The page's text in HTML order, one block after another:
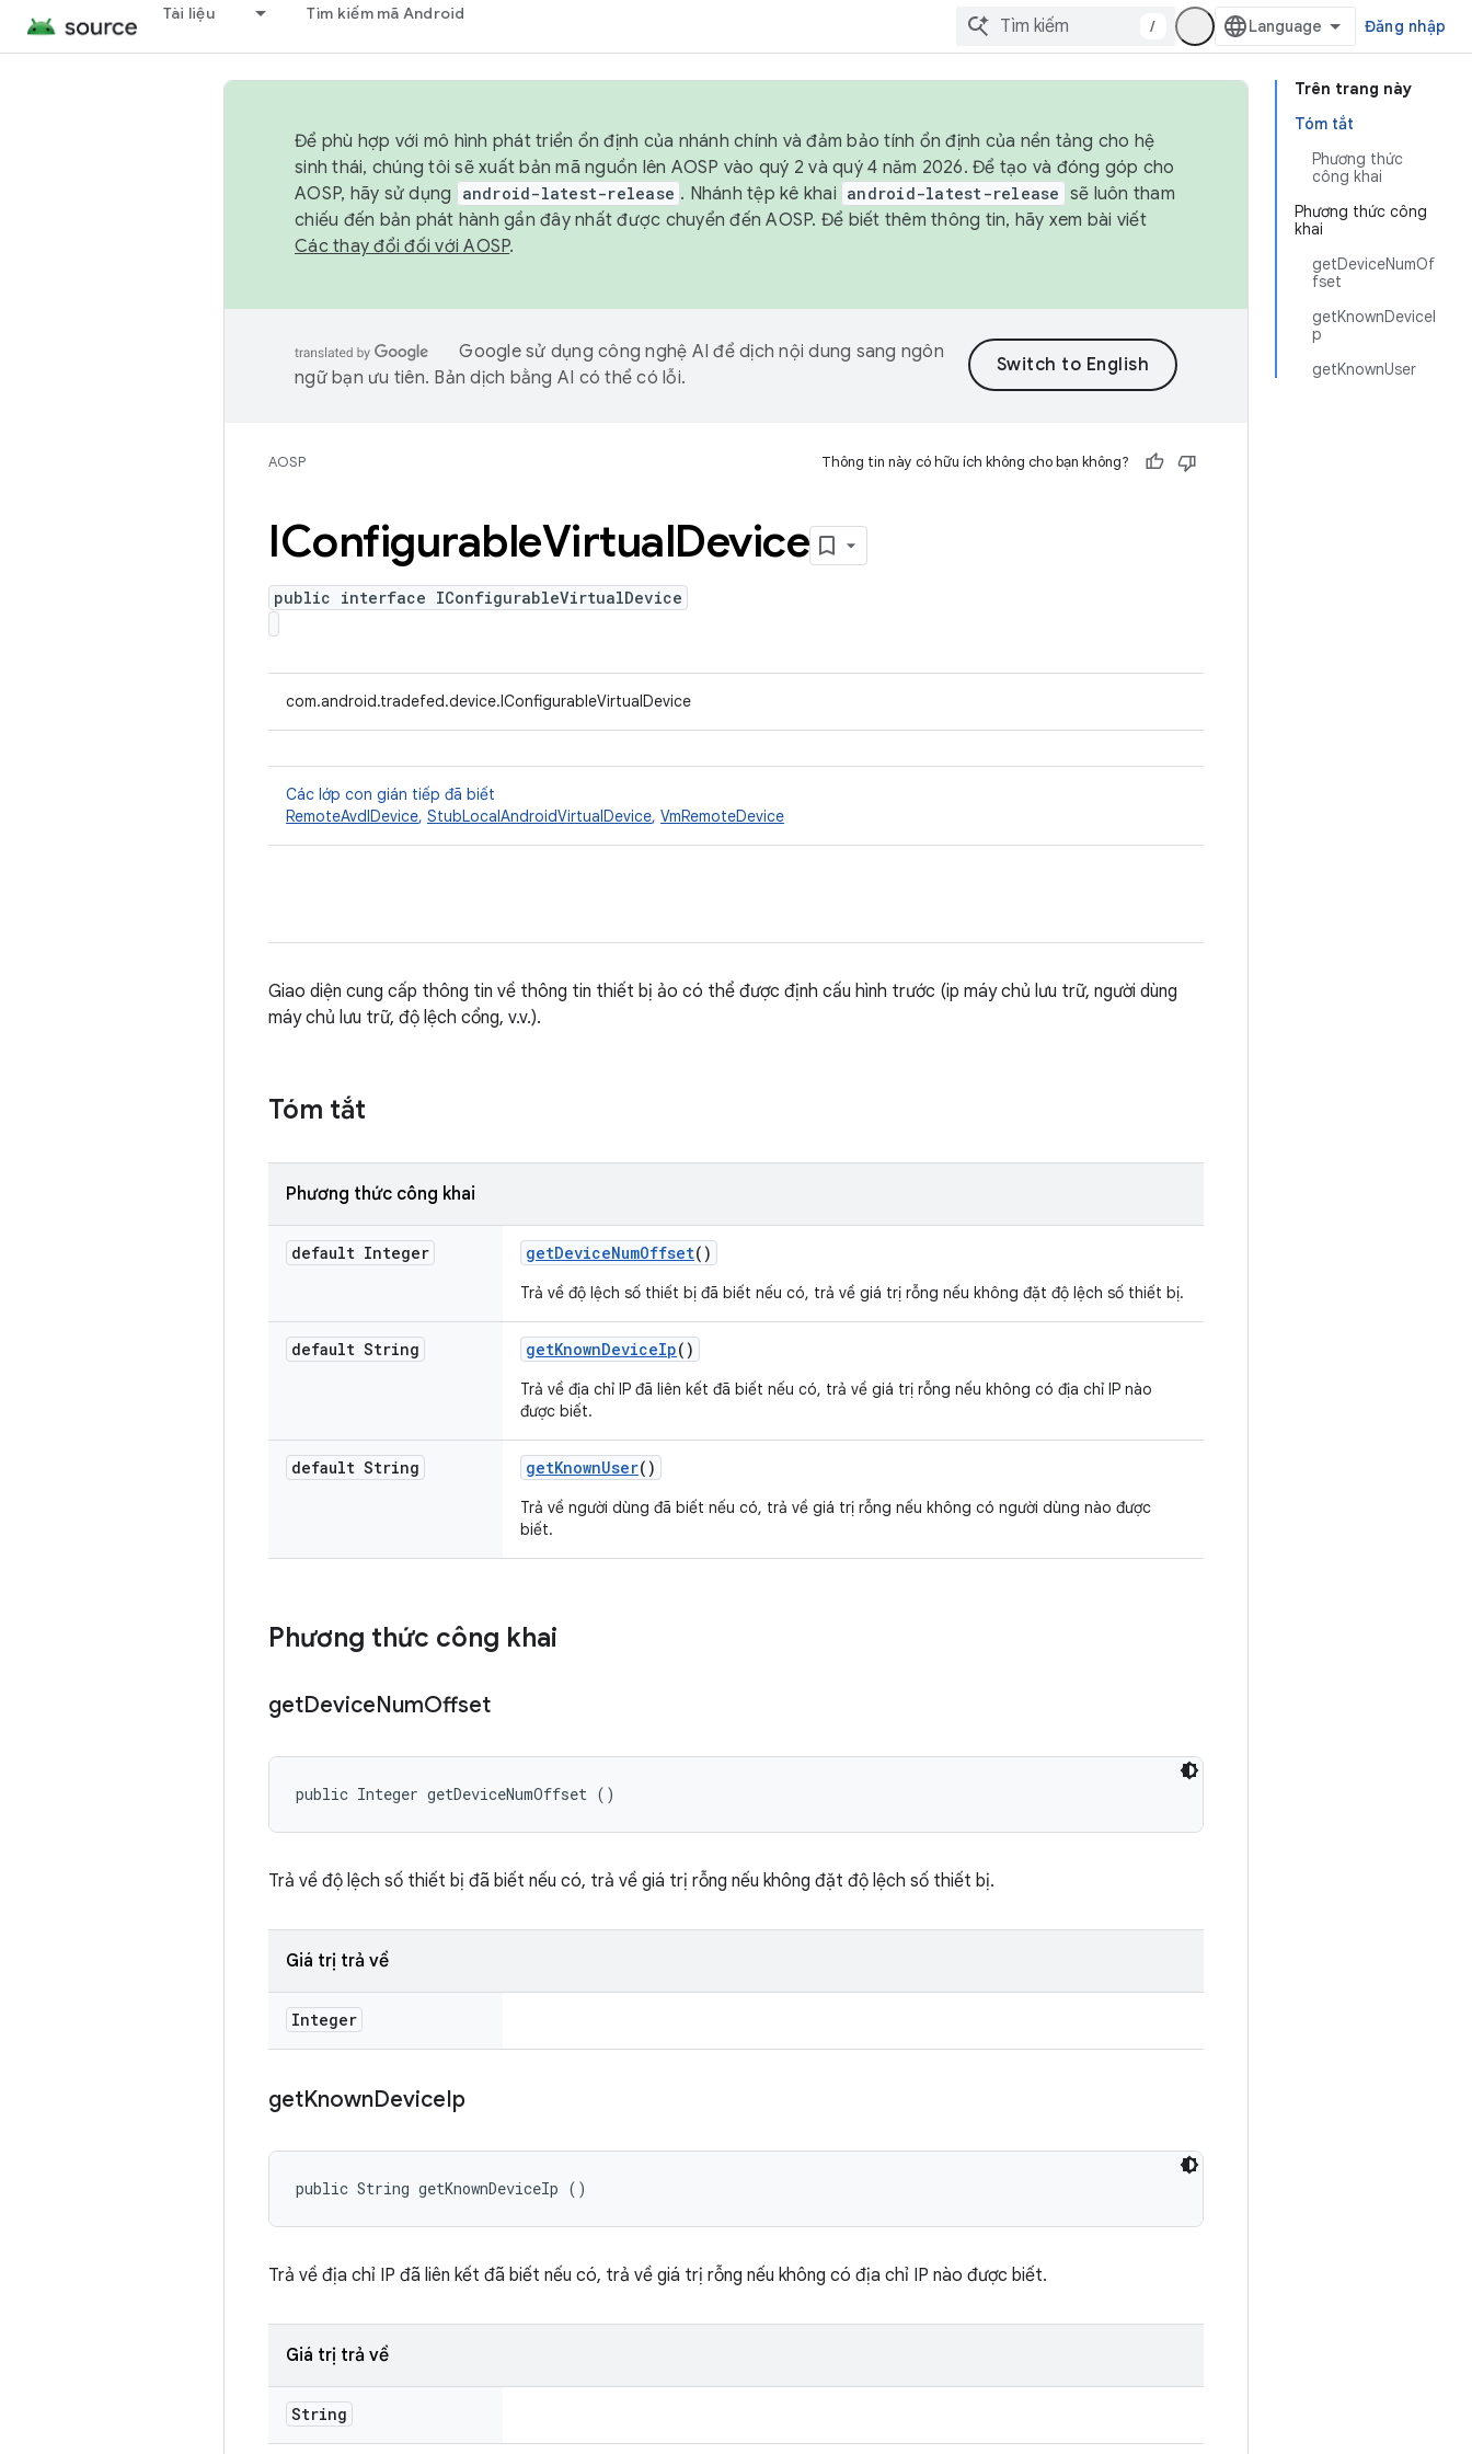
Tài liệu Tìm kiếm mã Android
/ Đăng nhập
Trên trang này
Tóm tắt
Phương thức
công khai
Phương thức công
khai
getDeviceNumOf
fset
getKnownDeviceI
p
getKnownUser
Để phù hợp với mô hình phát triển ổn định của nhánh chính và đảm bảo tính ổn định của nền tảng cho hệ
sinh thái, chúng tôi sẽ xuất bản mã nguồn lên AOSP vào quý 2 và quý 4 năm 2026. Để tạo và đóng góp cho
AOSP, hãy sử dụng
android-latest-release . Nhánh tệp kê khai android-latest-release sẽ luôn tham
chiếu đến bản phát hành gần đây nhất được chuyển đến AOSP. Để biết thêm thông tin, hãy xem bài viết
Các thay đổi đối với AOSP.
Google sử dụng công nghệ AI để dịch nội dung sang ngôn
ngữ bạn ưu tiên. Bản dịch bằng AI có thể có lỗi.
AOSP Thông tin này có hữu ích không cho bạn không?
IConfigurableVirtualDevice
public interface IConfigurableVirtualDevice
com.android.tradefed.device.IConfigurableVirtualDevice
Các lớp con gián tiếp đã biết
RemoteAvdIDevice, StubLocalAndroidVirtualDevice, VmRemoteDevice
Giao diện cung cấp thông tin về thông tin thiết bị ảo có thể được định cấu hình trước (ip máy chủ lưu trữ, người dùng
máy chủ lưu trữ, độ lệch cổng, v.v.).
Tóm tắt
Phương thức công khai
default Integer getDeviceNumOffset()
Trả về độ lệch số thiết bị đã biết nếu có, trả về giá trị rỗng nếu không đặt độ lệch số thiết bị.
default String getKnownDeviceIp()
Trả về địa chỉ IP đã liên kết đã biết nếu có, trả về giá trị rỗng nếu không có địa chỉ IP nào
được biết.
default String getKnownUser()
Trả về người dùng đã biết nếu có, trả về giá trị rỗng nếu không có người dùng nào được
biết.
Phương thức công khai
getDeviceNumOffset
public Integer getDeviceNumOffset ()
Trả về độ lệch số thiết bị đã biết nếu có, trả về giá trị rỗng nếu không đặt độ lệch số thiết bị.
Giá trị trả về
Integer
getKnownDeviceIp
public String getKnownDeviceIp ()
Trả về địa chỉ IP đã liên kết đã biết nếu có, trả về giá trị rỗng nếu không có địa chỉ IP nào được biết.
Giá trị trả về
String